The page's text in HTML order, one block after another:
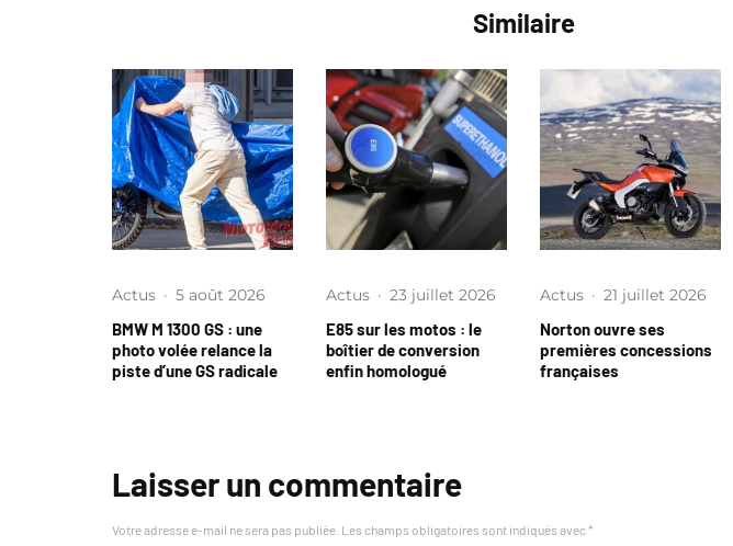
Similaire
Actus · 5 août 2026
BMW M 1300 GS : une
photo volée relance la
piste d’une GS radicale
Actus · 23 juillet 2026
E85 sur les motos : le
boîtier de conversion
enfin homologué
Actus · 21 juillet 2026
Norton ouvre ses
premières concessions
françaises
Laisser un commentaire
Votre adresse e-mail ne sera pas publiée. Les champs obligatoires sont indiqués avec *